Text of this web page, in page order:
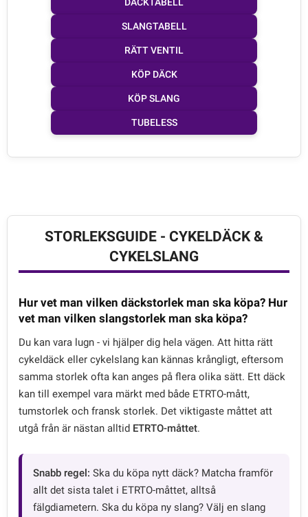
SLANGTABELL
RÄTT VENTIL
KÖP DÄCK
KÖP SLANG
TUBELESS
STORLEKSGUIDE - CYKELDÄCK &
CYKELSLANG
Hur vet man vilken däckstorlek man ska köpa? Hur
vet man vilken slangstorlek man ska köpa?
Du kan vara lugn - vi hjälper dig hela vägen. Att hitta rätt
cykeldäck eller cykelslang kan kännas krångligt, eftersom
samma storlek ofta kan anges på flera olika sätt. Ett däck
kan till exempel vara märkt med både ETRTO-mått,
tumstorlek och fransk storlek. Det viktigaste måttet att
utgå från är nästan alltid ETRTO-måttet.
Snabb regel: Ska du köpa nytt däck? Matcha framför
allt det sista talet i ETRTO-måttet, alltså
fälgdiametern. Ska du köpa ny slang? Välj en slang